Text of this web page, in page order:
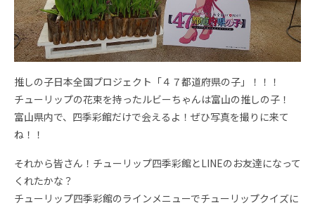
推しの子日本全国プロジェクト「４７都道府県の子」！！！
チューリップの花束を持ったルビーちゃんは富山の推しの子！
富山県内で、四季彩館だけで会えるよ！ぜひ写真を撮りに来て
ね！！
それから皆さん！チューリップ四季彩館とLINEのお友達になって
くれたかな？
チューリップ四季彩館のラインメニューでチューリップクイズに